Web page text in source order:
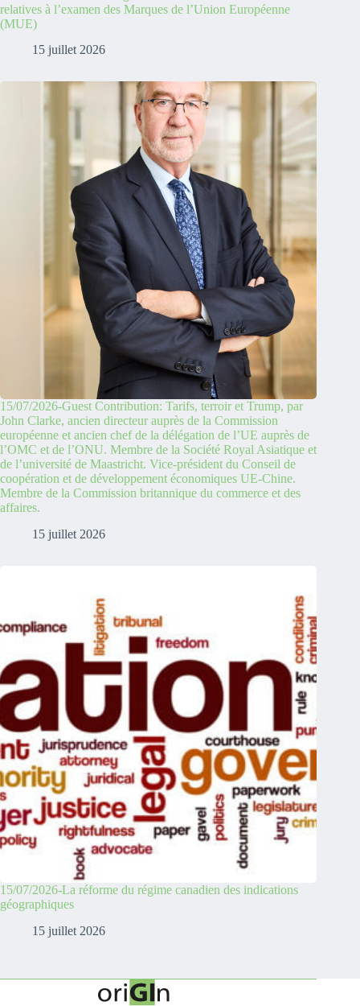
relatives à l’examen des Marques de l’Union Européenne
(MUE)
15 juillet 2026
15/07/2026-Guest Contribution: Tarifs, terroir et Trump, par
John Clarke, ancien directeur auprès de la Commission
européenne et ancien chef de la délégation de l’UE auprès de
l’OMC et de l’ONU. Membre de la Société Royal Asiatique et
de l’université de Maastricht. Vice-président du Conseil de
coopération et de développement économiques UE-Chine.
Membre de la Commission britannique du commerce et des
affaires.
15 juillet 2026
15/07/2026-La réforme du régime canadien des indications
géographiques
15 juillet 2026